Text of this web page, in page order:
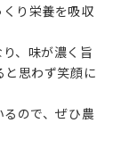
り栄養を吸収
、味が濃く旨
と思わず笑顔に
ので、ぜひ農